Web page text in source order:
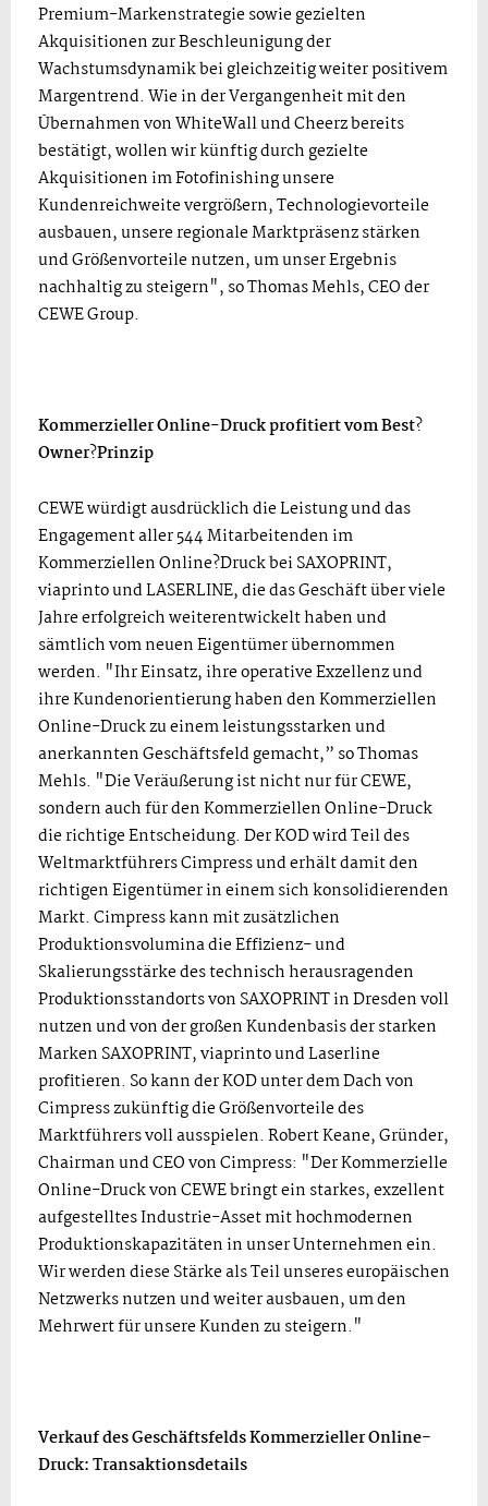
Premium-Markenstrategie sowie gezielten
Akquisitionen zur Beschleunigung der
Wachstumsdynamik bei gleichzeitig weiter positivem
Margentrend. Wie in der Vergangenheit mit den
Übernahmen von WhiteWall und Cheerz bereits
bestätigt, wollen wir künftig durch gezielte
Akquisitionen im Fotofinishing unsere
Kundenreichweite vergrößern, Technologievorteile
ausbauen, unsere regionale Marktpräsenz stärken
und Größenvorteile nutzen, um unser Ergebnis
nachhaltig zu steigern", so Thomas Mehls, CEO der
CEWE Group.
Kommerzieller Online-Druck profitiert vom Best?
Owner?Prinzip
CEWE würdigt ausdrücklich die Leistung und das
Engagement aller 544 Mitarbeitenden im
Kommerziellen Online?Druck bei SAXOPRINT,
viaprinto und LASERLINE, die das Geschäft über viele
Jahre erfolgreich weiterentwickelt haben und
sämtlich vom neuen Eigentümer übernommen
werden. "Ihr Einsatz, ihre operative Exzellenz und
ihre Kundenorientierung haben den Kommerziellen
Online-Druck zu einem leistungsstarken und
anerkannten Geschäftsfeld gemacht,” so Thomas
Mehls. "Die Veräußerung ist nicht nur für CEWE,
sondern auch für den Kommerziellen Online-Druck
die richtige Entscheidung. Der KOD wird Teil des
Weltmarktführers Cimpress und erhält damit den
richtigen Eigentümer in einem sich konsolidierenden
Markt. Cimpress kann mit zusätzlichen
Produktionsvolumina die Effizienz- und
Skalierungsstärke des technisch herausragenden
Produktionsstandorts von SAXOPRINT in Dresden voll
nutzen und von der großen Kundenbasis der starken
Marken SAXOPRINT, viaprinto und Laserline
profitieren. So kann der KOD unter dem Dach von
Cimpress zukünftig die Größenvorteile des
Marktführers voll ausspielen. Robert Keane, Gründer,
Chairman und CEO von Cimpress: "Der Kommerzielle
Online-Druck von CEWE bringt ein starkes, exzellent
aufgestelltes Industrie-Asset mit hochmodernen
Produktionskapazitäten in unser Unternehmen ein.
Wir werden diese Stärke als Teil unseres europäischen
Netzwerks nutzen und weiter ausbauen, um den
Mehrwert für unsere Kunden zu steigern."
Verkauf des Geschäftsfelds Kommerzieller Online-
Druck: Transaktionsdetails